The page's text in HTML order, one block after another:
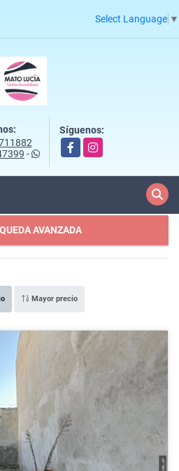
Select Language ▼
-
Síguenos:
FacebookInstagram
AVANZADA
Mayor precio